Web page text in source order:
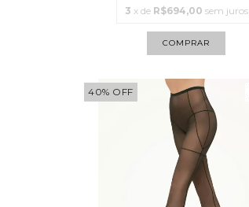
3 x de R$694,00 sem juros
COMPRAR
40% OFF